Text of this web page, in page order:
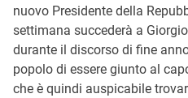
nuovo Presidente della
settimana succederà a
durante il discorso di fine
popolo di essere giunto al
che è quindi auspicabile